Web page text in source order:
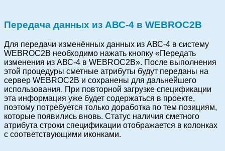
Передача данных из АВС-4 в WEBROC2B
Для передачи изменённых данных из АВС-4 в систему
WEBROC2B необходимо нажать кнопку «Передать
изменения из АВС-4 в WEBROC2B». После выполнения
этой процедуры сметные атрибуты будут переданы на
сервер WEBROC2B и сохранены для дальнейшего
использования. При повторной загрузке спецификации
эта информация уже будет содержаться в проекте,
поэтому потребуется только доработка по тем позициям,
которые появились вновь. Статус наличия сметного
атрибута строки спецификации отображается в колонках
с соответствующими иконками.